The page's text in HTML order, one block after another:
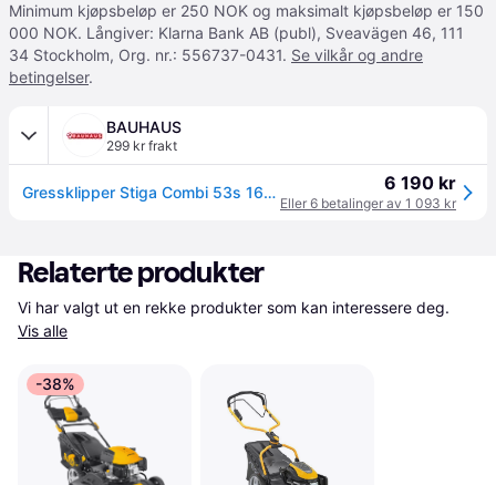
Minimum kjøpsbeløp er 250 NOK og maksimalt kjøpsbeløp er 150
000 NOK. Långiver: Klarna Bank AB (publ), Sveavägen 46, 111
34 Stockholm, Org. nr.: 556737-0431. Se vilkår og andre
betingelser.
BAUHAUS
299 kr frakt
Gressklipper Stiga Combi 53s 166cc 6 190 kr
Eller 6 betalinger av 1 093 kr
Relaterte produkter
Vis alle
-38%